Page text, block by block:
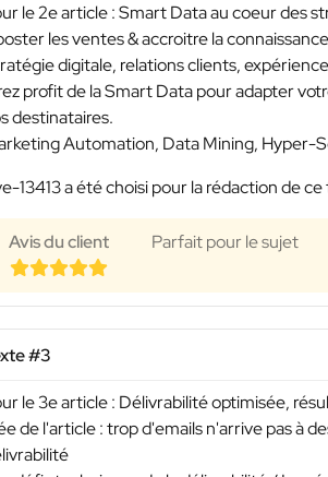
le 2e article : Smart Data au coeur des
les ventes & accroitre la
digitale, relations clients,
profit de la Smart Data pour adapter
destinataires.
Automation, Data Mining, Hyper-
13413 a été choisi pour la rédaction de
Avis du client Parfait pour le sujet
#3
le 3e article : Délivrabilité optimisée,
de l'article : trop d'emails n'arrive pas à